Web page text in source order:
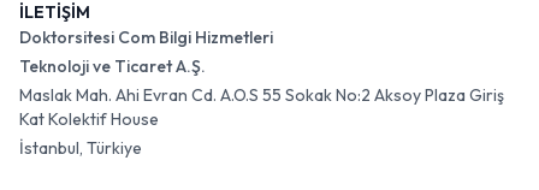
İLETİŞİM
Doktorsitesi Com Bilgi Hizmetleri
Teknoloji ve Ticaret A.Ş.
Maslak Mah. Ahi Evran Cd. A.O.S 55 Sokak No:2 Aksoy Plaza Giriş
Kat Kolektif House
İstanbul, Türkiye